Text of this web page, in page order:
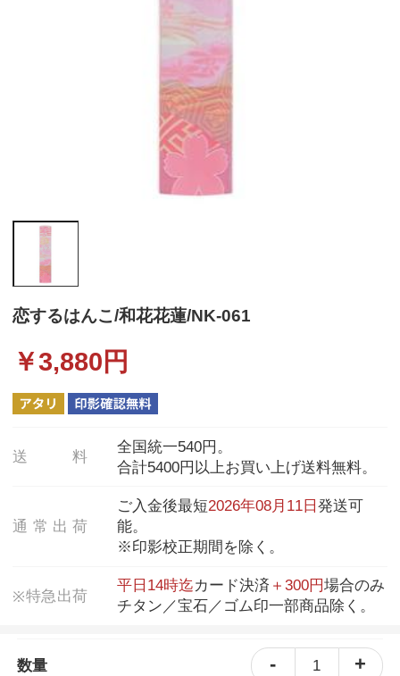
恋するはんこ/和花花蓮/NK-061
￥3,880 円
送 料
全国統一540円。
合計5400円以上お買い上げ送料無料。
通 常 出 荷
ご入金後最短2026年08月11日発送可
能。
※印影校正期間を除く。
※特急出荷
平日14時迄カード決済 ＋300円場合のみ
チタン／宝石／ゴム印一部商品除く。
数量 - 1 +